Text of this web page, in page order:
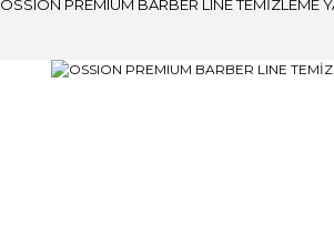
OSSION PREMIUM BARBER LINE TEMİZLEME